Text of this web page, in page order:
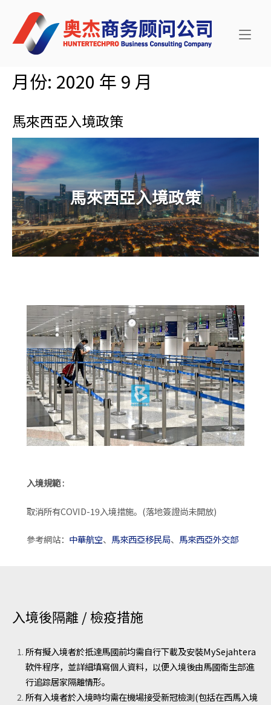
content
Home
月份: 2020 年 9 月
馬來西亞入境政策
馬來西亞入境政策
入境規範 :
取消所有COVID-19入境措施。(落地簽證尚未開放)
參考網站： 中華航空、 馬來西亞移民局、 馬來西亞外交部
入境後隔離 / 檢疫措施
所有擬入境者於抵達馬國前均需自行下載及安裝MySejahtera
軟件程序，並詳細填寫個人資料，以便入境後由馬國衛生部進
行追踪居家隔離情形。
所有入境者於入境時均需在機場接受新冠檢測(包括在西馬入境